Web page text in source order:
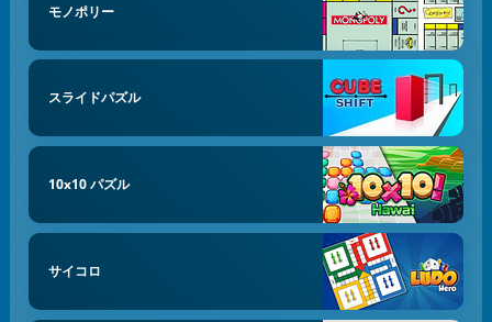
モノポリー
スライドパズル
10x10 パズル
サイコロ